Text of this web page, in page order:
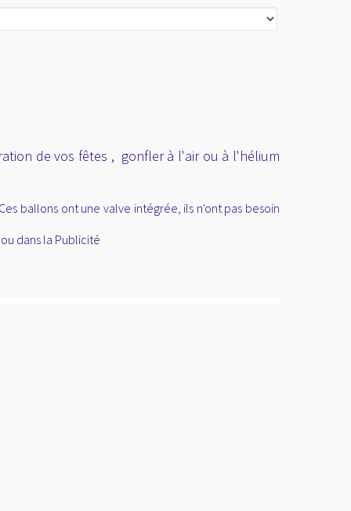
de vos fêtes , gonfler à l'air ou à l'hélium
ballons ont une valve intégrée, ils n'ont pas besoin
dans la Publicité